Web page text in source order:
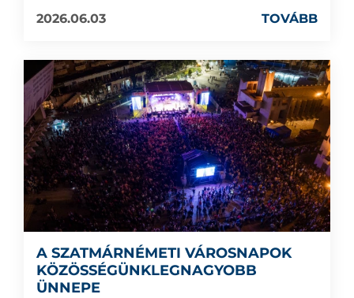
2026.06.03
TOVÁBB
A SZATMÁRNÉMETI VÁROSNAPOK
KÖZÖSSÉGÜNKLEGNAGYOBB
ÜNNEPE